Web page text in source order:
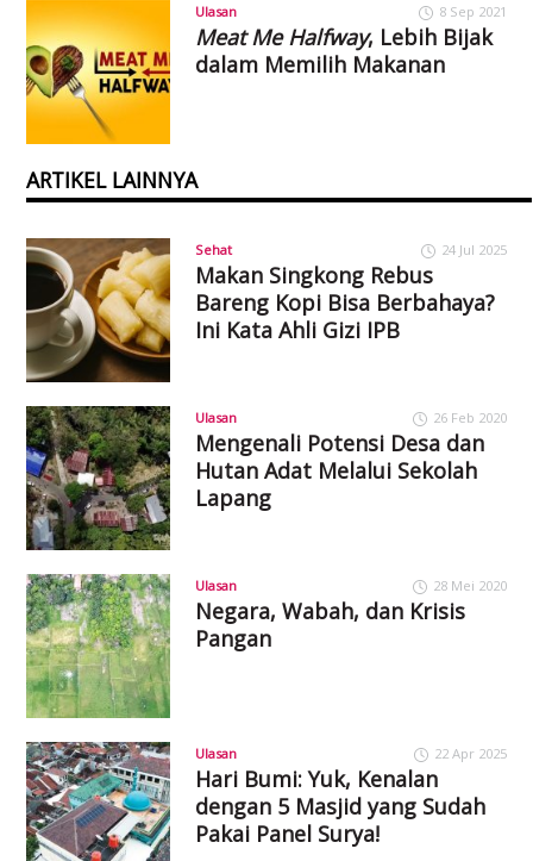
Ulasan 8 Sep 2021
Meat Me Halfway, Lebih Bijak
dalam Memilih Makanan
ARTIKEL LAINNYA
Sehat 24 Jul 2025
Makan Singkong Rebus
Bareng Kopi Bisa Berbahaya?
Ini Kata Ahli Gizi IPB
Ulasan 26 Feb 2020
Mengenali Potensi Desa dan
Hutan Adat Melalui Sekolah
Lapang
Ulasan 28 Mei 2020
Negara, Wabah, dan Krisis
Pangan
Ulasan 22 Apr 2025
Hari Bumi: Yuk, Kenalan
dengan 5 Masjid yang Sudah
Pakai Panel Surya!